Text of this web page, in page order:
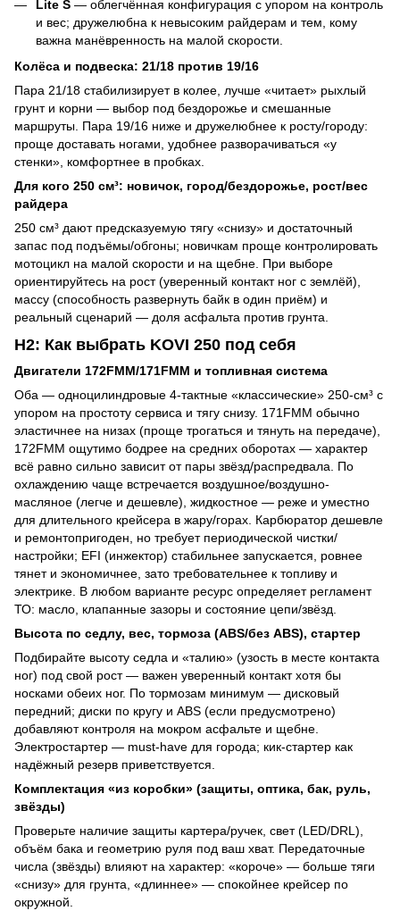
Lite S — облегчённая конфигурация с упором на контроль
и вес; дружелюбна к невысоким райдерам и тем, кому
важна манёвренность на малой скорости.
Колёса и подвеска: 21/18 против 19/16
Пара 21/18 стабилизирует в колее, лучше «читает» рыхлый
грунт и корни — выбор под бездорожье и смешанные
маршруты. Пара 19/16 ниже и дружелюбнее к росту/городу:
проще доставать ногами, удобнее разворачиваться «у
стенки», комфортнее в пробках.
Для кого 250 см³: новичок, город/бездорожье, рост/вес
райдера
250 см³ дают предсказуемую тягу «снизу» и достаточный
запас под подъёмы/обгоны; новичкам проще контролировать
мотоцикл на малой скорости и на щебне. При выборе
ориентируйтесь на рост (уверенный контакт ног с землёй),
массу (способность развернуть байк в один приём) и
реальный сценарий — доля асфальта против грунта.
H2: Как выбрать KOVI 250 под себя
Двигатели 172FMM/171FMM и топливная система
Оба — одноцилиндровые 4-тактные «классические» 250-см³ с
упором на простоту сервиса и тягу снизу. 171FMM обычно
эластичнее на низах (проще трогаться и тянуть на передаче),
172FMM ощутимо бодрее на средних оборотах — характер
всё равно сильно зависит от пары звёзд/распредвала. По
охлаждению чаще встречается воздушное/воздушно-
масляное (легче и дешевле), жидкостное — реже и уместно
для длительного крейсера в жару/горах. Карбюратор дешевле
и ремонтопригоден, но требует периодической чистки/
настройки; EFI (инжектор) стабильнее запускается, ровнее
тянет и экономичнее, зато требовательнее к топливу и
электрике. В любом варианте ресурс определяет регламент
ТО: масло, клапанные зазоры и состояние цепи/звёзд.
Высота по седлу, вес, тормоза (ABS/без ABS), стартер
Подбирайте высоту седла и «талию» (узость в месте контакта
ног) под свой рост — важен уверенный контакт хотя бы
носками обеих ног. По тормозам минимум — дисковый
передний; диски по кругу и ABS (если предусмотрено)
добавляют контроля на мокром асфальте и щебне.
Электростартер — must-have для города; кик-стартер как
надёжный резерв приветствуется.
Комплектация «из коробки» (защиты, оптика, бак, руль,
звёзды)
Проверьте наличие защиты картера/ручек, свет (LED/DRL),
объём бака и геометрию руля под ваш хват. Передаточные
числа (звёзды) влияют на характер: «короче» — больше тяги
«снизу» для грунта, «длиннее» — спокойнее крейсер по
окружной.